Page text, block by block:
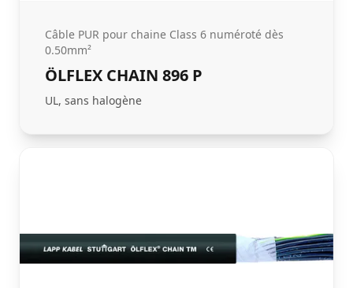
Câble PUR pour chaine Class 6 numéroté dès
0.50mm²
ÖLFLEX CHAIN 896 P
UL, sans halogène